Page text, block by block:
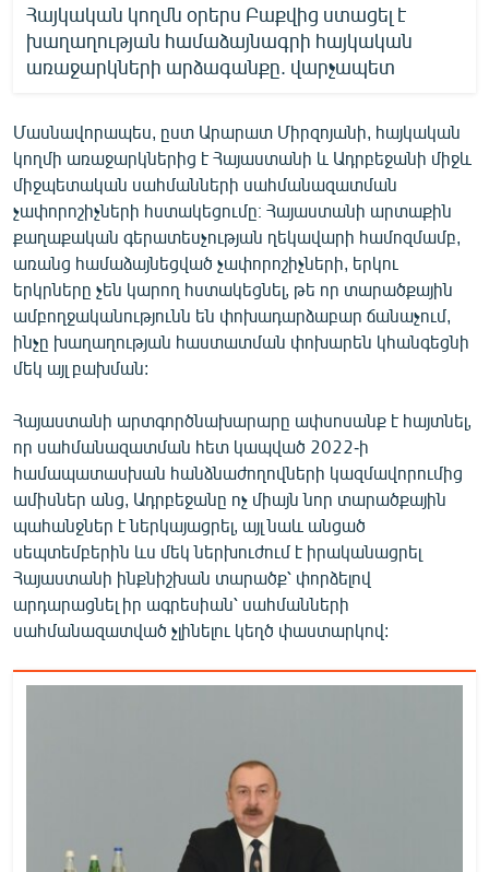
Հայկական կողմն օրերս Բաքվից ստացել է
խաղաղության համաձայնագրի հայկական
առաջարկների արձագանքը. վարչապետ
Մասնավորապես, ըստ Արարատ Միրզոյանի, հայկական
կողմի առաջարկներից է Հայաստանի և Ադրբեջանի միջև
միջպետական սահմանների սահմանազատման
չափորոշիչների հստակեցումը։ Հայաստանի արտաքին
քաղաքական գերատեսչության ղեկավարի համոզմամբ,
առանց համաձայնեցված չափորոշիչների, երկու
երկրները չեն կարող հստակեցնել, թե որ տարածքային
ամբողջականությունն են փոխադարձաբար ճանաչում,
ինչը խաղաղության հաստատման փոխարեն կհանգեցնի
մեկ այլ բախման:
Հայաստանի արտգործնախարարը ափսոսանք է հայտնել,
որ սահմանազատման հետ կապված 2022-ի
համապատասխան հանձնաժողովների կազմավորումից
ամիսներ անց, Ադրբեջանը ոչ միայն նոր տարածքային
պահանջներ է ներկայացրել, այլ նաև անցած
սեպտեմբերին ևս մեկ ներխուժում է իրականացրել
Հայաստանի ինքնիշխան տարածք՝ փորձելով
արդարացնել իր ագրեսիան՝ սահմանների
սահմանազատված չլինելու կեղծ փաստարկով: